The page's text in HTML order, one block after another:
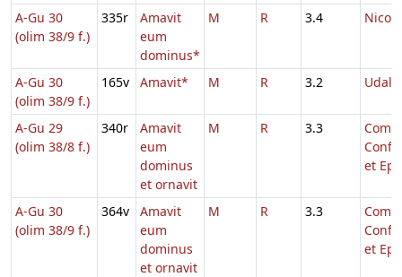
A-Gu 30
(olim 38/9 f.)
335r
Amavit
eum
dominus*
M R 3.4
A-Gu 30
(olim 38/9 f.)
165v Amavit* M R 3.2
A-Gu 29
(olim 38/8 f.)
340r
Amavit
eum
dominus
et ornavit
M R 3.3
et
A-Gu 30
(olim 38/9 f.)
364v
Amavit
eum
dominus
et ornavit
M R 3.3
et